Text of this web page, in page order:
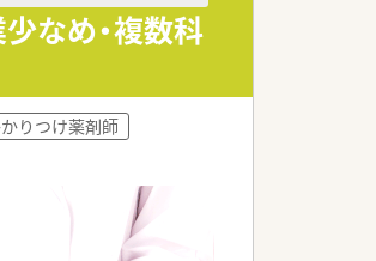
業としての安定感も
反映してくれる体制
のレンタルと患者
ミナント展開して
環境を目指してい
なめ・複数科
りつけ薬剤師